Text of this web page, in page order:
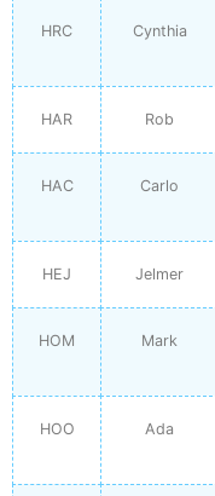
HRC Cynthia
HAR Rob
HAC Carlo
HEJ Jelmer
HOM Mark
HOO Ada